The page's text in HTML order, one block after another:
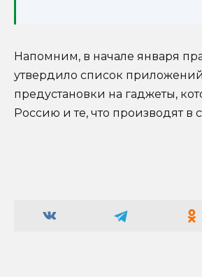
Напомним, в начале января
утвердило список
предустановки на гаджеты,
Россию и те, что производят в